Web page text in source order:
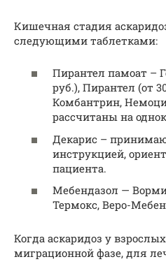
Кишечная стадия
следующими таблетками:
Пирантел памоат –
руб.), Пирантел (от
Комбантрин,
рассчитаны на
Декарис –
инструкцией,
пациента.
Мебендазол —
Термокс, Веро-
Когда аскаридоз у
миграционной фазе, для